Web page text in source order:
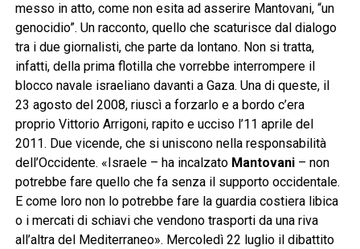
messo in atto, come non esita ad asserire Mantovani, “un
genocidio”. Un racconto, quello che scaturisce dal dialogo
tra i due giornalisti, che parte da lontano. Non si tratta,
infatti, della prima flotilla che vorrebbe interrompere il
blocco navale israeliano davanti a Gaza. Una di queste, il
23 agosto del 2008, riuscì a forzarlo e a bordo c’era
proprio Vittorio Arrigoni, rapito e ucciso l’11 aprile del
2011. Due vicende, che si uniscono nella responsabilità
dell’Occidente. «Israele – ha incalzato Mantovani– non
potrebbe fare quello che fa senza il supporto occidentale.
E come loro non lo potrebbe fare la guardia costiera libica
o i mercati di schiavi che vendono trasporti da una riva
all’altra del Mediterraneo». Mercoledì 22 luglio il dibattito